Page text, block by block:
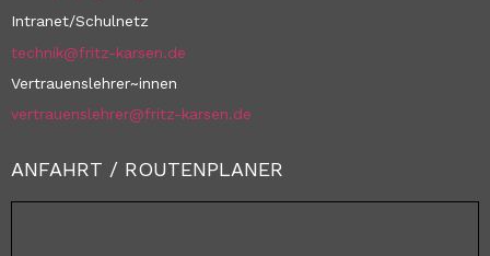
Intranet/Schulnetz
technik@fritz-karsen.de
Vertrauenslehrer~innen
vertrauenslehrer@fritz-karsen.de
ANFAHRT / ROUTENPLANER